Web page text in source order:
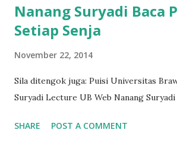
Nanang Suryadi Baca
Setiap Senja
November 22, 2014
Sila ditengok juga: Puisi Universitas
Suryadi Lecture UB Web Nanang Suryadi
SHARE POST A COMMENT